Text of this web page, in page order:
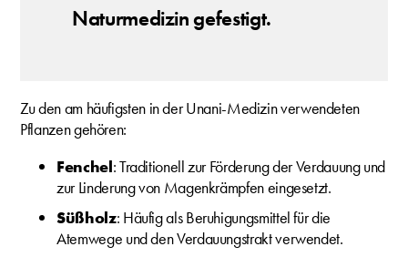
Naturmedizin gefestigt.
Zu den am häufigsten in der Unani-Medizin verwendeten
Pflanzen gehören:
Fenchel: Traditionell zur Förderung der Verdauung und
zur Linderung von Magenkrämpfen eingesetzt.
Süßholz: Häufig als Beruhigungsmittel für die
Atemwege und den Verdauungstrakt verwendet.